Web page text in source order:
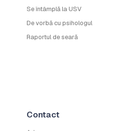
Se întâmplă la USV
De vorbă cu psihologul
Raportul de seară
Contact